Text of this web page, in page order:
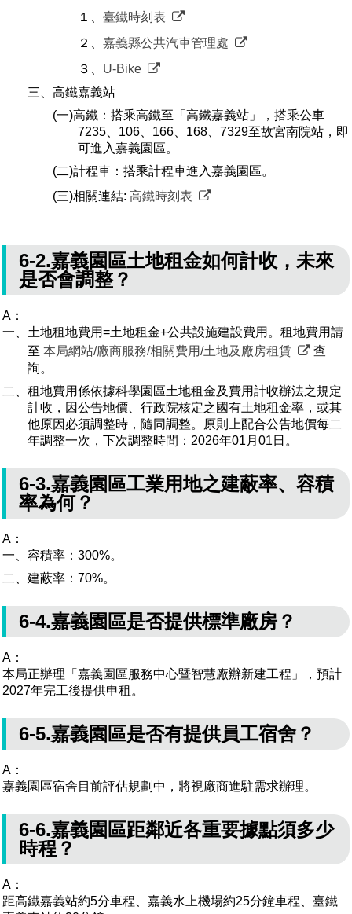
１、 臺鐵時刻表
２、 嘉義縣公共汽車管理處
３、 U-Bike
三、高鐵嘉義站
(一)高鐵：搭乘高鐵至「高鐵嘉義站」，搭乘公車
7235、106、166、168、7329至故宮南院站，即
可進入嘉義園區。
(二)計程車：搭乘計程車進入嘉義園區。
(三)相關連結: 高鐵時刻表
6-2.嘉義園區土地租金如何計收，未來
是否會調整？
A：
一、土地租地費用=土地租金+公共設施建設費用。租地費用請
至 本局網站/廠商服務/相關費用/土地及廠房租賃
查
詢。
二、租地費用係依據科學園區土地租金及費用計收辦法之規定
計收，因公告地價、行政院核定之國有土地租金率，或其
他原因必須調整時，隨同調整。原則上配合公告地價每二
年調整一次，下次調整時間：2026年01月01日。
6-3.嘉義園區工業用地之建蔽率、容積
率為何？
A：
一、容積率：300%。
二、建蔽率：70%。
6-4.嘉義園區是否提供標準廠房？
A：
本局正辦理「嘉義園區服務中心暨智慧廠辦新建工程」，預計
2027年完工後提供申租。
6-5.嘉義園區是否有提供員工宿舍？
A：
嘉義園區宿舍目前評估規劃中，將視廠商進駐需求辦理。
6-6.嘉義園區距鄰近各重要據點須多少
時程？
A：
距高鐵嘉義站約5分車程、嘉義水上機場約25分鐘車程、臺鐵